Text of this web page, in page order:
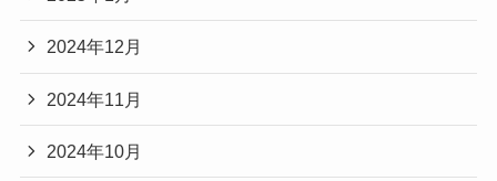
2024年12月
2024年11月
2024年10月